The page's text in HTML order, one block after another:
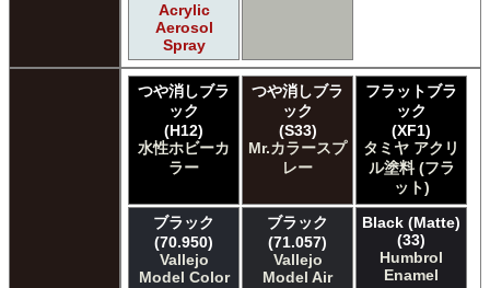
Acrylic
Aerosol
Spray
つや消しブラ
ック
(H12)
水性ホビーカ
ラー
つや消しブラ
ック
(S33)
Mr.カラースプ
レー
フラットブラ
ック
(XF1)
タミヤ アクリ
ル塗料 (フラ
ット)
ブラック
(70.950)
Vallejo
Model Color
ブラック
(71.057)
Vallejo
Model Air
Black (Matte)
(33)
Humbrol
Enamel